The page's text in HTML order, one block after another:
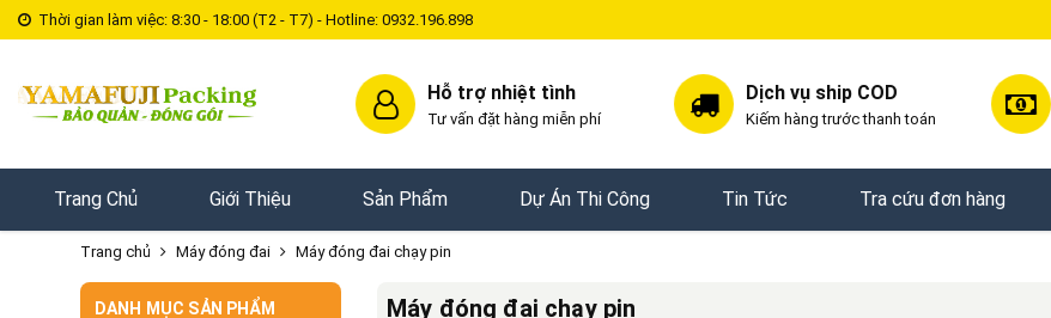
Thời gian làm việc: 8:30 - 18:00 (T2 - T7) - Hotline: 0932.196.898
Hỗ trợ nhiệt tình
Tư vấn đặt hàng miễn phí
Dịch vụ ship COD
Kiếm hàng trước thanh toán
Trang Chủ Giới Thiệu Sản Phẩm Dự Án Thi Công Tin Tức Tra cứu đơn hàng
Trang chủ Máy đóng đai Máy đóng đai chạy pin
Máy đóng đai chạy pin
DANH MỤC SẢN PHẨM